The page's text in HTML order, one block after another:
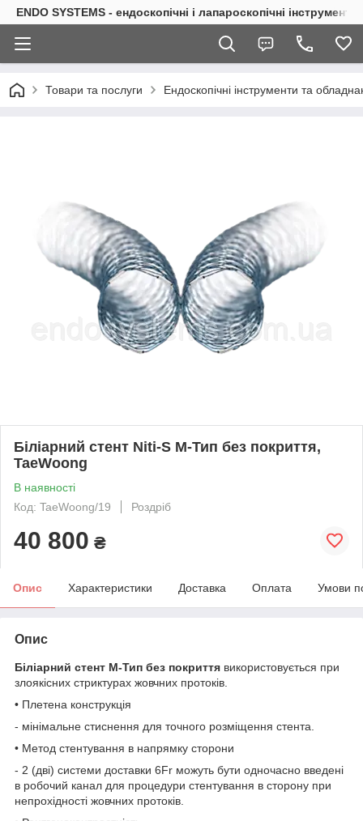
ENDO SYSTEMS - ендоскопічні і лапароскопічні інструменти
Товари та послуги Ендоскопічні інструменти та
Біліарний стент Niti-S М-Тип без покриття,
TaeWoong
В наявності
Код: TaeWoong/19
Роздріб
40 800 ₴
Опис Характеристики Доставка Оплата Умови
Опис
Біліарний стент М-Тип без покриття використовується при
злоякісних стриктурах жовчних протоків.
• Плетена конструкція
- мінімальне стиснення для точного розміщення стента.
• Метод стентування в напрямку сторони
- 2 (дві) системи доставки 6Fr можуть бути одночасно введені
в робочий канал для процедури стентування в сторону при
непрохідності жовчних протоків.